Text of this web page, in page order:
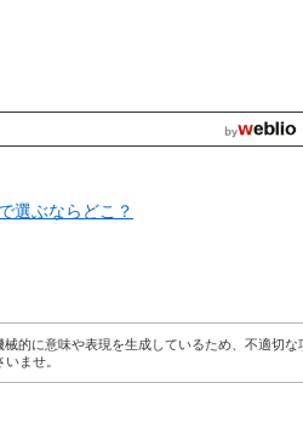
選ぶならどこ？
的に意味や表現を生成しているため、不適切な
ませ。